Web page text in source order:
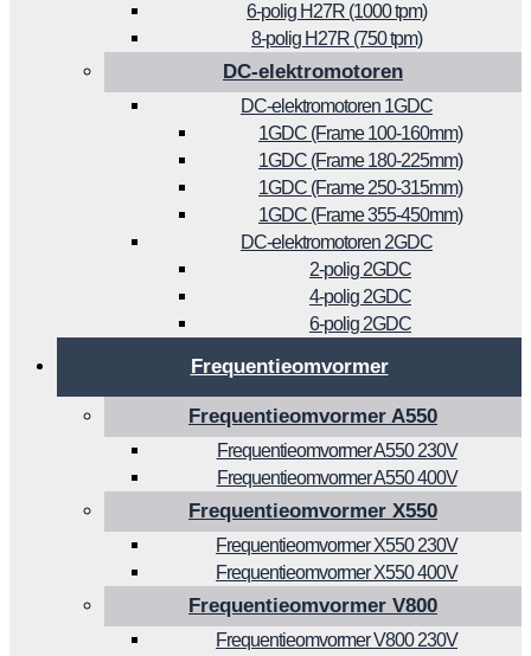
6-polig H27R (1000 tpm)
8-polig H27R (750 tpm)
DC-elektromotoren
DC-elektromotoren 1GDC
1GDC (Frame 100-160mm)
1GDC (Frame 180-225mm)
1GDC (Frame 250-315mm)
1GDC (Frame 355-450mm)
DC-elektromotoren 2GDC
2-polig 2GDC
4-polig 2GDC
6-polig 2GDC
Frequentieomvormer
Frequentieomvormer A550
Frequentieomvormer A550 230V
Frequentieomvormer A550 400V
Frequentieomvormer X550
Frequentieomvormer X550 230V
Frequentieomvormer X550 400V
Frequentieomvormer V800
Frequentieomvormer V800 230V